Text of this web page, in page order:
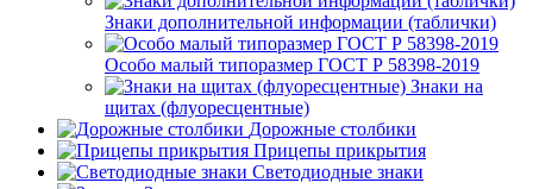
Знаки дополнительной информации (таблички)
Особо малый типоразмер ГОСТ Р 58398-2019
Знаки на
щитах (флуоресцентные)
Дорожные столбики
Прицепы прикрытия
Светодиодные знаки